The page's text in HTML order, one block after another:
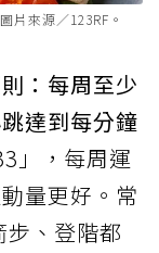
片來源／123RF。
：每周至少
達到每分鐘
」，每周運
量更好。常
、登階都